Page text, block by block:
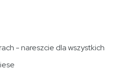
- nareszcie dla wszystkich